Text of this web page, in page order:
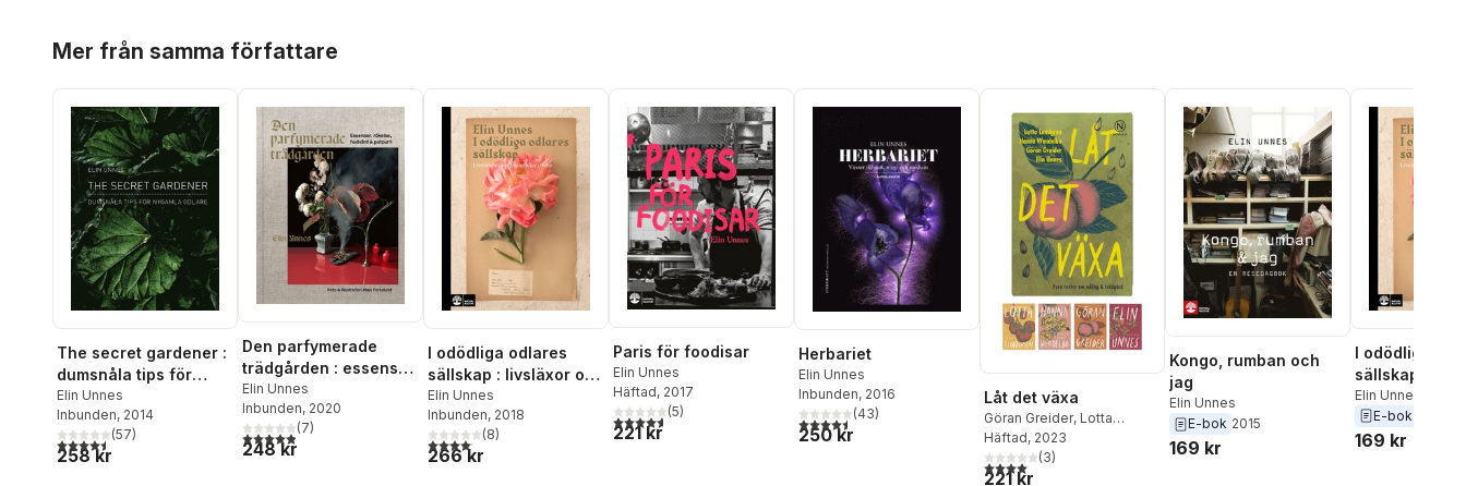
Mer från samma författare
The secret gardener :
dumsnåla tips för
nygamla odlare
Elin Unnes
Inbunden, 2014
4,5utav 5 stjärnor. Totalt antal röster:
(57)
258 kr
Den parfymerade
trädgården : essenser,
rökelse, hudvård &
potpurri
Elin Unnes
Inbunden, 2020
4,9utav 5 stjärnor. Totalt antal röster:
(7)
248 kr
I odödliga odlares
sällskap : livsläxor och
botaniska tricks
Elin Unnes
Inbunden, 2018
4,1utav 5 stjärnor. Totalt antal röster:
(8)
266 kr
Paris för foodisar
Elin Unnes
Häftad, 2017
4,6utav 5 stjärnor. Totalt antal röster:
(5)
221 kr
Herbariet
Elin Unnes
Inbunden, 2016
4,5utav 5 stjärnor. Totalt antal röster:
(43)
250 kr
Låt det växa
Göran Greider, Lotta
Lundgren,Elin Unnes
Hanna Wendelbo
Häftad, 2023
4,0utav 5 stjärnor. Totalt antal röster:
(3)
221 kr
Kongo, rumban och
jag
Elin Unnes
E-bok 2015
169 kr
I odödliga
sällskap :
botaniska
Elin Unnes
E-bok
169 kr